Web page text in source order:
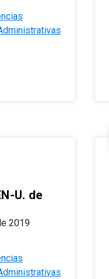
U. de
2019